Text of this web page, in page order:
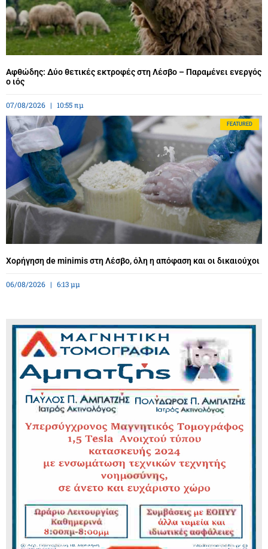
Αφθώδης: Δύο θετικές εκτροφές στη Λέσβο – Παραμένει ενεργός
ο ιός
07/08/2026 10:55 πμ
FEATURED
Χορήγηση de minimis στη Λέσβο, όλη η απόφαση και οι δικαιούχοι
06/08/2026 6:13 μμ